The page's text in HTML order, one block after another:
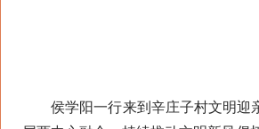
侯学阳一行来到辛庄子村文明迎亲